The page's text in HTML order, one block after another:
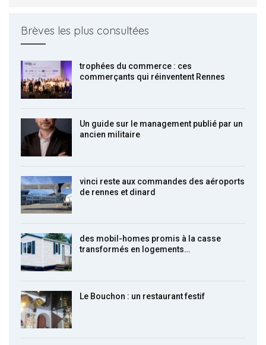
Brèves les plus consultées
trophées du commerce : ces
commerçants qui réinventent Rennes
Un guide sur le management publié par un
ancien militaire
vinci reste aux commandes des aéroports
de rennes et dinard
des mobil-homes promis à la casse
transformés en logements…
Le Bouchon : un restaurant festif